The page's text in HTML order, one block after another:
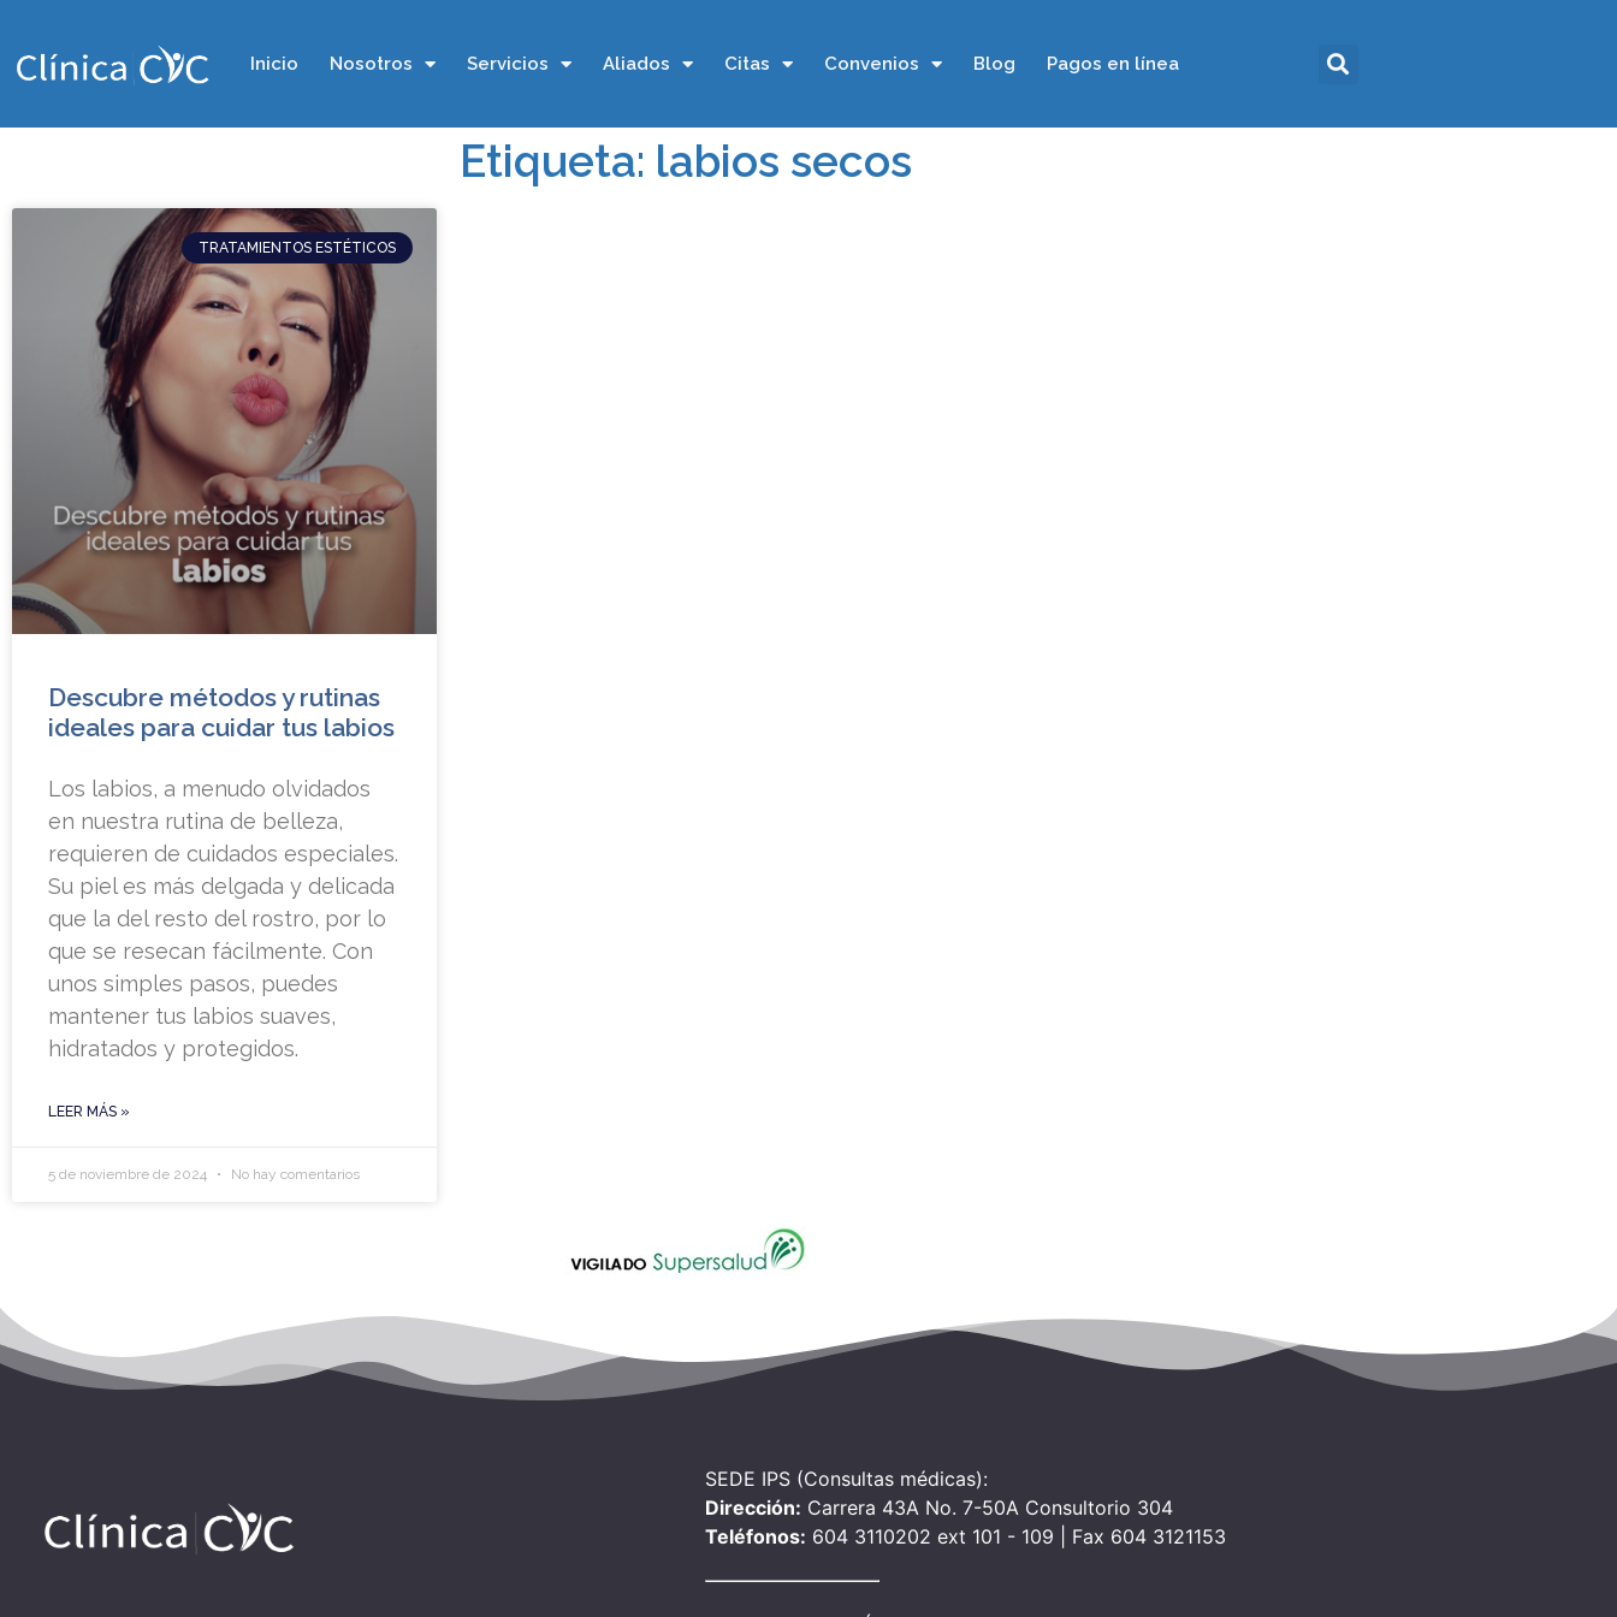
Inicio Nosotros Servicios Aliados Citas Convenios Blog Pagos en línea
Etiqueta: labios secos
TRATAMIENTOS ESTÉTICOS
Descubre métodos y rutinas
ideales para cuidar tus labios
Los labios, a menudo olvidados
en nuestra rutina de belleza,
requieren de cuidados especiales.
Su piel es más delgada y delicada
que la del resto del rostro, por lo
que se resecan fácilmente. Con
unos simples pasos, puedes
mantener tus labios suaves,
hidratados y protegidos.
LEER MÁS »
5 de noviembre de 2024 No hay comentarios
SEDE IPS (Consultas médicas):
Dirección: Carrera 43A No. 7-50A Consultorio 304
Teléfonos: 604 3110202 ext 101 - 109 | Fax 604 3121153